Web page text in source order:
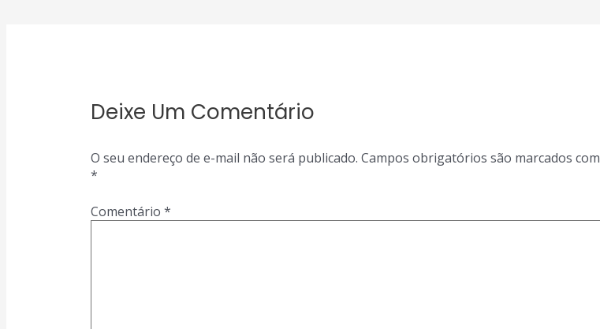
Deixe Um Comentário
O seu endereço de e-mail não será publicado. Campos obrigatórios são marcados com
*
Comentário *